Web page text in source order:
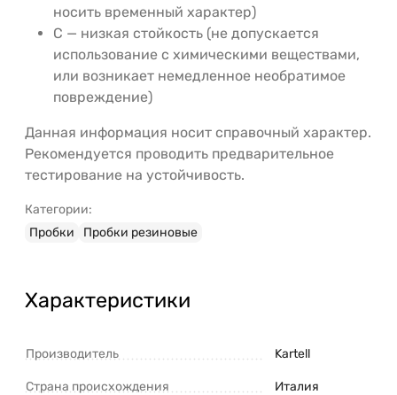
носить временный характер)
C — низкая стойкость (не допускается
использование с химическими веществами,
или возникает немедленное необратимое
повреждение)
Данная информация носит справочный характер.
Рекомендуется проводить предварительное
тестирование на устойчивость.
Категории:
Пробки
Пробки резиновые
Характеристики
Производитель Kartell
Страна происхождения Италия